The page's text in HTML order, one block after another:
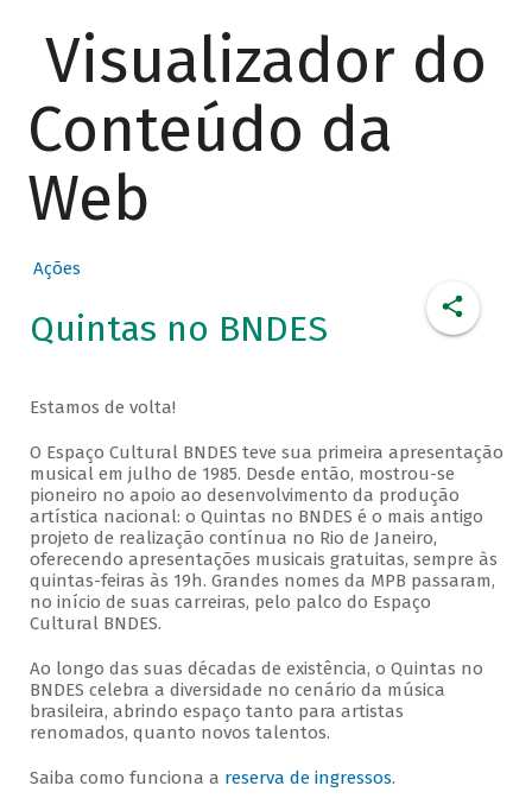
Visualizador do
Conteúdo da
Web
Ações
Quintas no BNDES
Estamos de volta!
O Espaço Cultural BNDES teve sua primeira apresentação
musical em julho de 1985. Desde então, mostrou-se
pioneiro no apoio ao desenvolvimento da produção
artística nacional: o Quintas no BNDES é o mais antigo
projeto de realização contínua no Rio de Janeiro,
oferecendo apresentações musicais gratuitas, sempre às
quintas-feiras às 19h. Grandes nomes da MPB passaram,
no início de suas carreiras, pelo palco do Espaço
Cultural BNDES.
Ao longo das suas décadas de existência, o Quintas no
BNDES celebra a diversidade no cenário da música
brasileira, abrindo espaço tanto para artistas
renomados, quanto novos talentos.
Saiba como funciona a reserva de ingressos.